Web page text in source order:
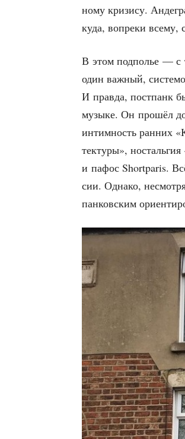
но­му кри­зи­су.
куда, вопре­ки все­му,
В этом под­по­лье — с
один важ­ный,
И прав­да, пост­панк
музы­ке. Он про­шёл
интим­ность ран­них
тек­ту­ры»,
и пафос Shortparis.
сии. Одна­ко,
пан­ков­ским